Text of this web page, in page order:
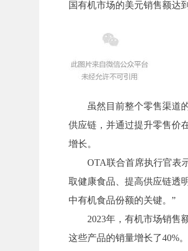
国有机市场的美元销售额达
虽然目前整个零售渠道
供应链，并通过提升零售价
增长。
OTA联合首席执行官表
取健康食品、提高供应链透
中有机食品份额的关键。”
2023年，有机市场销售
这些产品的销量增长了40%